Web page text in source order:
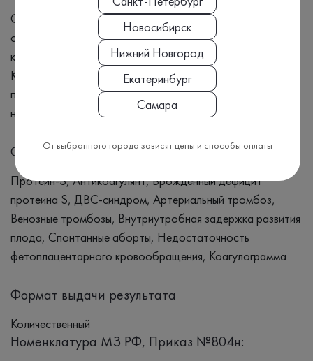
Симптомы избытка S-протеина: Легкость возникновения
синяков Частые носовые кровотечения Длительное
кровотечение из мелких порезов или царапин
Кровоточивость десен Симптомы недостатка S-
протеина: Отек или боль в конечностях, особенно в
ногах Одышка Тромбообразование
Синонимы
Протеин-S, Антикоагулянт, Врождённый дефицит
протеина S, ДВС-синдром, Артериальный тромбоз,
Венозные тромбозы, Внутриутробная задержка развития
плода, Спонтанные аборты, Недостаточность
фетоплацентарного кровообращения, Коагулограмма
Формат выдачи результата
Количественный
Номенклатура МЗ РФ, Приказ №804н:
Новосибирск
Нижний Новгород
Екатеринбург
Самара
От выбранного города зависят цены и способы оплаты